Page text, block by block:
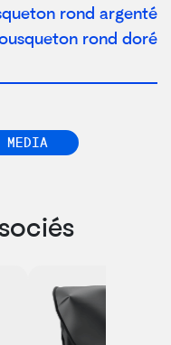
rond argenté
rond doré
MEDIA